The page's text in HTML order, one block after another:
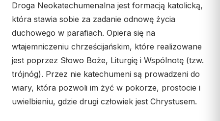
Współpraca
Dane kurii
Msze święte online
Droga Neokatechumenalna jest formacją katolicką,
która stawia sobie za zadanie odnowę życia
duchowego w parafiach. Opiera się na
wtajemniczeniu chrześcijańskim, które realizowane
jest poprzez Słowo Boże, Liturgię i Wspólnotę (tzw.
trójnóg). Przez nie katechumeni są prowadzeni do
wiary, która pozwoli im żyć w pokorze, prostocie i
uwielbieniu, gdzie drugi człowiek jest Chrystusem.